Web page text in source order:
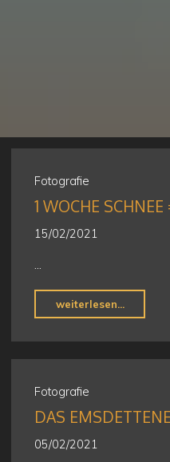
Fotografie
1 WOCHE
15/02/2021
…
weiterlesen...
Woche
Schnee
=
Urlaub"
Fotografie
DAS
05/02/2021